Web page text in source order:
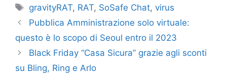
Tag
gravityRAT, RAT, SoSafe Chat,virus
Pubblica Amministrazione solo virtuale:
questo è lo scopo di Seoul entro il 2023
Black Friday “Casa Sicura” grazie agli sconti
su Bling, Ring e Arlo